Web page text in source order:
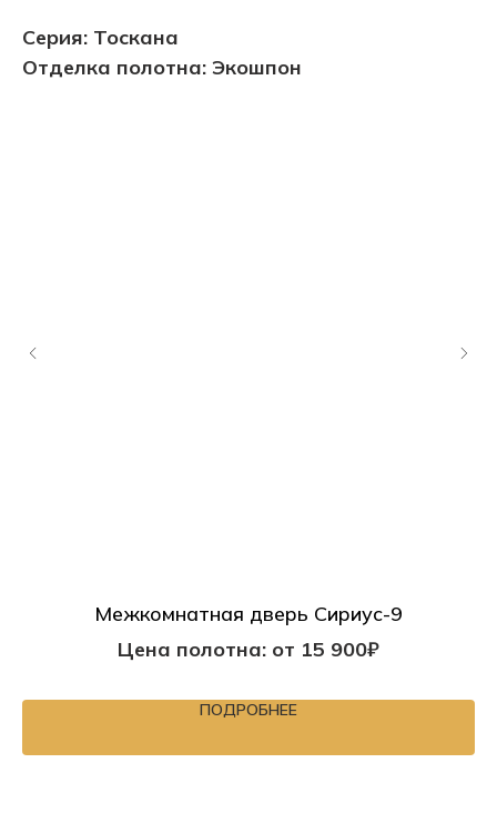
Серия: Тоскана
Отделка полотна: Экошпон
Межкомнатная дверь Сириус-9
Цена полотна: от 15 900₽
ПОДРОБНЕЕ